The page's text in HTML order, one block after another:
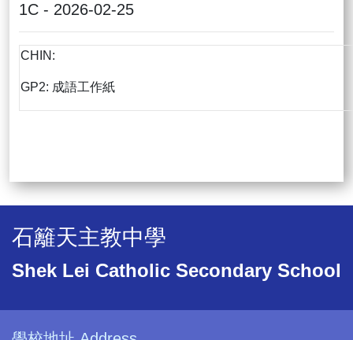
1C - 2026-02-25
CHIN:
GP2: 成語工作紙
石籬天主教中學
Shek Lei Catholic Secondary School